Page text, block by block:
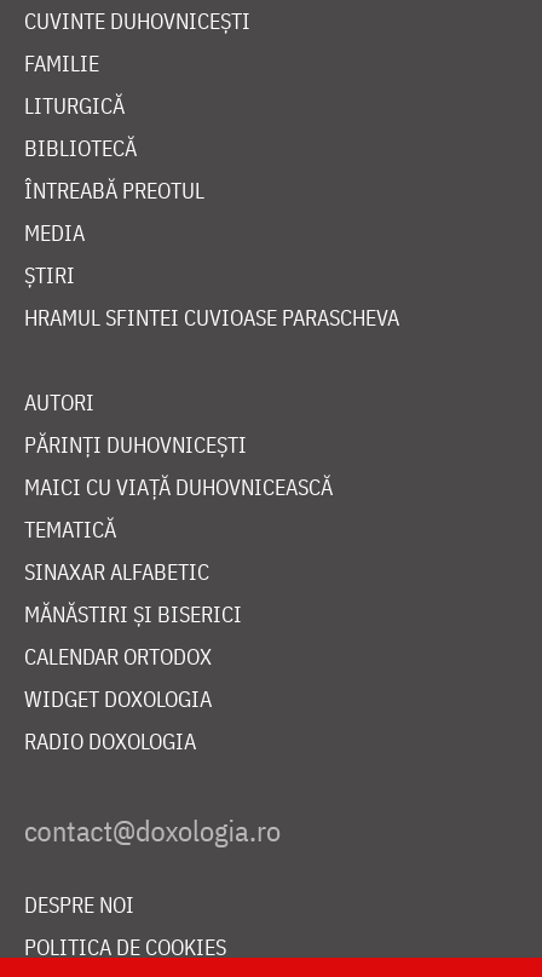
CUVINTE DUHOVNICEȘTI
FAMILIE
LITURGICĂ
BIBLIOTECĂ
ÎNTREABĂ PREOTUL
MEDIA
ȘTIRI
HRAMUL SFINTEI CUVIOASE PARASCHEVA
AUTORI
PĂRINȚI DUHOVNICEȘTI
MAICI CU VIAȚĂ DUHOVNICEASCĂ
TEMATICĂ
SINAXAR ALFABETIC
MĂNĂSTIRI ȘI BISERICI
CALENDAR ORTODOX
WIDGET DOXOLOGIA
RADIO DOXOLOGIA
DESPRE NOI
POLITICA DE COOKIES